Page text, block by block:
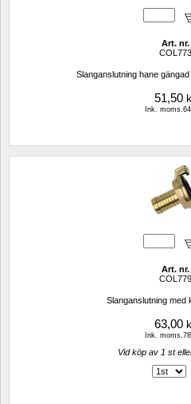
Art. nr.
COL773
Slanganslutning hane
51,50
Ink.
Art. nr.
COL779
Slanganslutning med
63,00
Ink.
Vid köp av 1 st